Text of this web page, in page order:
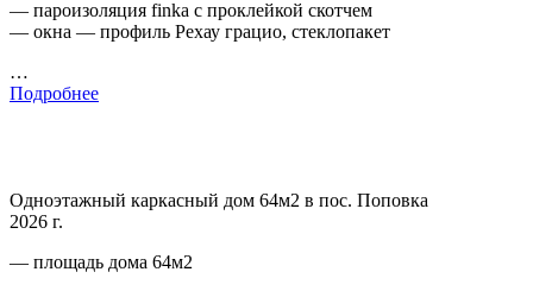
— пароизоляция finka с проклейкой скотчем
— окна — профиль Рехау грацио, стеклопакет
…
Подробнее
Одноэтажный каркасный дом 64м2 в пос. Поповка
2026 г.
— площадь дома 64м2